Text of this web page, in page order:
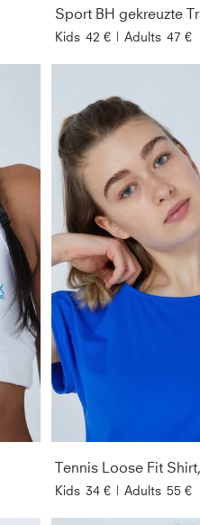
Sport BH gekreuzte
Kids 42 € | Adults 47 €
Tennis Loose Fit
Kids 34 € | Adults 55 €